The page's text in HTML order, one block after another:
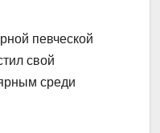
певческой
свой
среди